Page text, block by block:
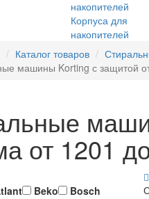
Корпуса для
накопителей
Каталог товаров
машины Korting с защитой
от 1201
Beko
Bosch